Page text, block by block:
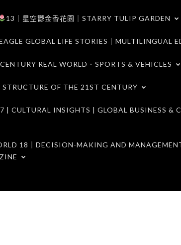
13｜星空鬱金香花園｜STARRY TULIP GARDEN
GLOBAL LIFE STORIES｜MULTILINGUAL
REAL WORLD．SPORTS & VEHICLES
OF THE 21ST CENTURY
| CULTURAL INSIGHTS | GLOBAL BUSINESS &
18｜DECISION-MAKING AND